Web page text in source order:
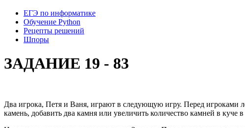
ЕГЭ по информатике
Обучение Python
Рецепты решений
Шпоры
ЗАДАНИЕ 19 - 83
Два игрока, Петя и Ваня, играют в следующую игру. Перед игроками
камень, добавить два камня или увеличить количество камней в